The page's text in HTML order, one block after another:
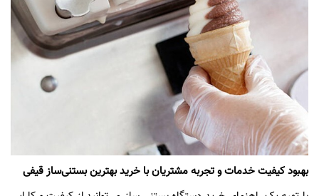
بهبود کیفیت خدمات و تجربه مشتریان با خرید بهترین بستنی‌ساز قیفی